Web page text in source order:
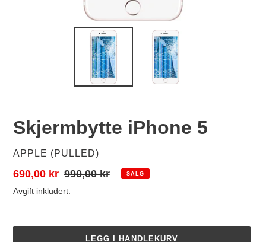
Skjermbytte iPhone 5
SELGER
APPLE (PULLED)
Salgspris
690,00 kr Vanlig
pris
990,00 kr SALG
Avgift inkludert.
LEGG I HANDLEKURV